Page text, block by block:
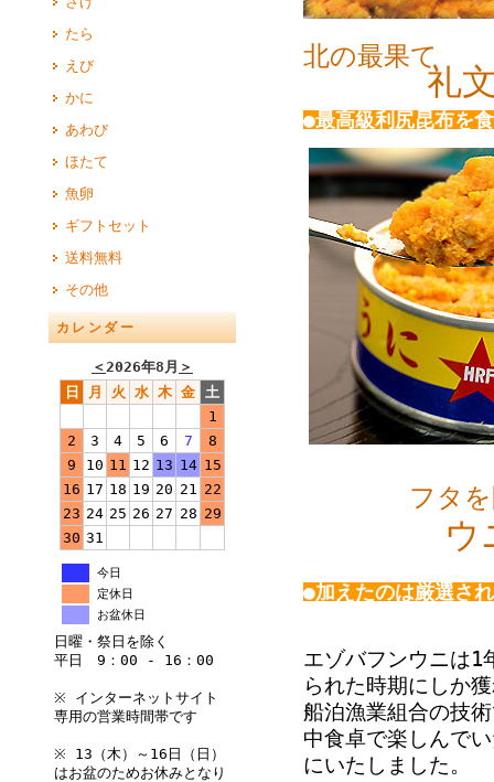
たら
えび
かに
あわび
ほたて
魚卵
ギフトセット
送料無料
その他
カレンダー
＜2026年8月 ＞
日
月 火 水 木 金 土
1
2
3 4 5 6 7
8
9
10 11 12 13 14 15
16 17 18 19 20 21 22
23 24 25 26 27 28 29
30 31
今日
定休日
お盆休日
日曜・祭日を除く
平日 9：00 - 16：00
※ インターネットサイト
専用の営業時間帯です
※ 13（木）～16日（日）
はお盆のためお休みとなり
北の最果て
礼文島
●最高級利尻昆布を
フタを開
ウニの
●加えたのは厳選さ
エゾバフンウニは1
られた時期にしか
船泊漁業組合の技
中食卓で楽しんで
にいたしました。